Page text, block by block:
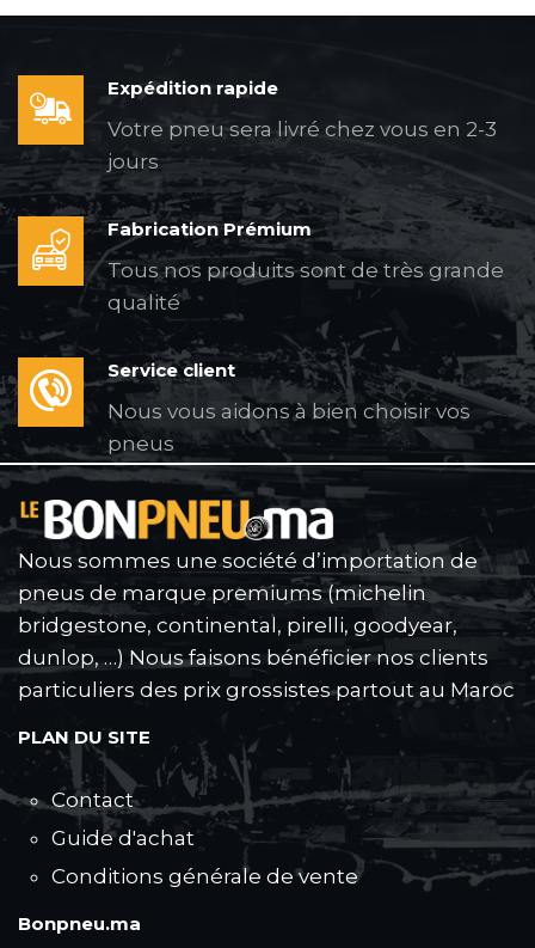
Expédition rapide
Votre pneu sera livré chez vous en 2-3
jours
Fabrication Prémium
Tous nos produits sont de très grande
qualité
Service client
Nous vous aidons à bien choisir vos
pneus
Nous sommes une société d’importation de
pneus de marque premiums (michelin
bridgestone, continental, pirelli, goodyear,
dunlop, …) Nous faisons bénéficier nos clients
particuliers des prix grossistes partout au Maroc
PLAN DU SITE
Contact
Guide d'achat
Conditions générale de vente
Bonpneu.ma